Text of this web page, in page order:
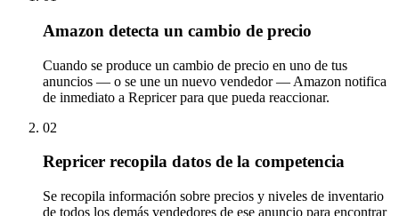
Amazon detecta un cambio de precio
Cuando se produce un cambio de precio en uno de tus
anuncios — o se une un nuevo vendedor — Amazon notifica
de inmediato a Repricer para que pueda reaccionar.
02
Repricer recopila datos de la competencia
Se recopila información sobre precios y niveles de inventario
de todos los demás vendedores de ese anuncio para encontrar